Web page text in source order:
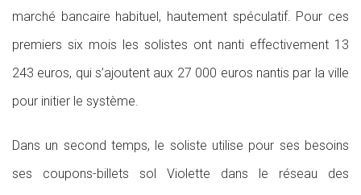
marché bancaire habituel, hautement spéculatif. Pour ces
premiers six mois les solistes ont nanti effectivement 13
243 euros, qui s’ajoutent aux 27 000 euros nantis par la ville
pour initier le système.
Dans un second temps, le soliste utilise pour ses besoins
ses coupons-billets sol Violette dans le réseau des